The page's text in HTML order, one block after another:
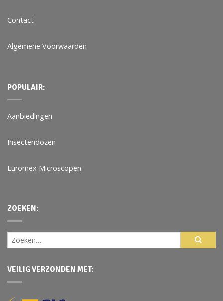
Contact
Algemene Voorwaarden
POPULAIR:
Aanbiedingen
Insectendozen
Euromex Microscopen
ZOEKEN:
VEILIG VERZONDEN MET: